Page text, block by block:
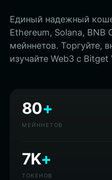
Единый надежный
Ethereum, Solana, BNB
мейннетов. Торгуйте,
изучайте Web3 с Bitget
80+
МЕЙННЕТОВ
7K+
ТОКЕНОВ